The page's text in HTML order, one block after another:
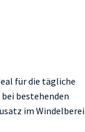
für die tägliche
bestehenden
im